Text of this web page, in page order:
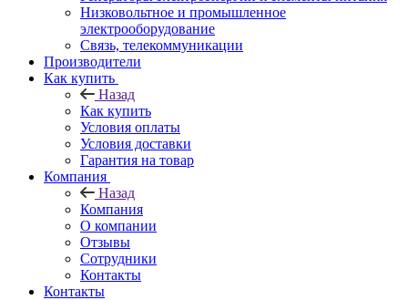
Низковольтное и промышленное
электрооборудование
Связь, телекоммуникации
Производители
Как купить
Назад
Как купить
Условия оплаты
Условия доставки
Гарантия на товар
Компания
Назад
Компания
О компании
Отзывы
Сотрудники
Контакты
Контакты